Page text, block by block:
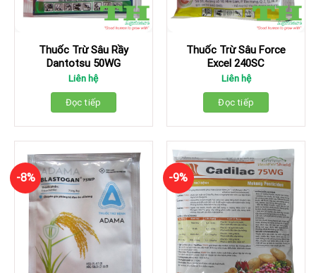
Thuốc Trừ Sâu Rầy
Dantotsu 50WG
Liên hệ
Đọc tiếp
Thuốc Trừ Sâu Force
Excel 240SC
Liên hệ
Đọc tiếp
-8% -9%